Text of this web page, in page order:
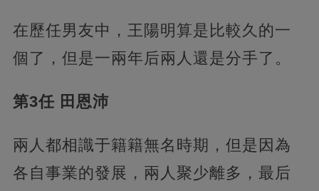
在歷任男友中，王陽明算是比較久的一
個了，但是一兩年后兩人還是分手了。
第3任 田恩沛
兩人都相識于籍籍無名時期，但是因為
各自事業的發展，兩人聚少離多，最后